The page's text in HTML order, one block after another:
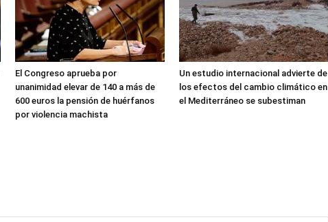
El Congreso aprueba por
unanimidad elevar de 140 a más de
600 euros la pensión de huérfanos
por violencia machista
Un estudio internacional advierte de
los efectos del cambio climático en
el Mediterráneo se subestiman